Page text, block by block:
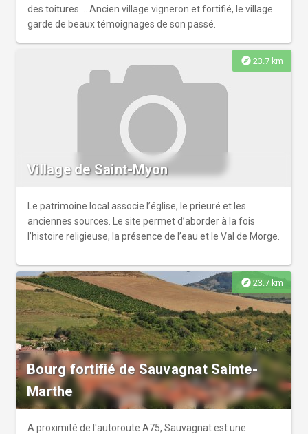
des toitures ... Ancien village vigneron et fortifié, le village
garde de beaux témoignages de son passé.
explore 23.7 km
Village de Saint-Myon
Le patrimoine local associe l’église, le prieuré et les
anciennes sources. Le site permet d’aborder à la fois
l’histoire religieuse, la présence de l’eau et le Val de Morge.
explore 23.7 km
Bourg fortifié de Sauvagnat Sainte-
Marthe
A proximité de l'autoroute A75, Sauvagnat est une